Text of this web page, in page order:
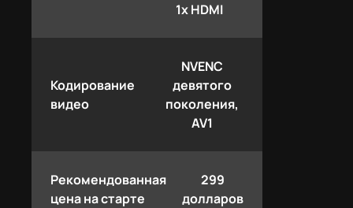
1x HDMI
Кодирование
видео
NVENC
девятого
поколения,
AV1
Рекомендованная
цена на старте
299
долларов